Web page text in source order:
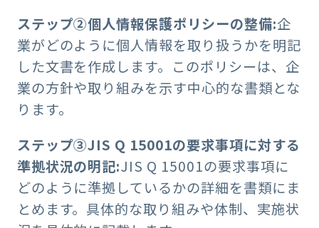
ステップ②個人情報保護ポリシーの整備:企
業がどのように個人情報を取り扱うかを明記
した文書を作成します。このポリシーは、企
業の方針や取り組みを示す中心的な書類とな
ります。
ステップ③JIS Q 15001の要求事項に対する
準拠状況の明記:JIS Q 15001の要求事項に
どのように準拠しているかの詳細を書類にま
とめます。具体的な取り組みや体制、実施状